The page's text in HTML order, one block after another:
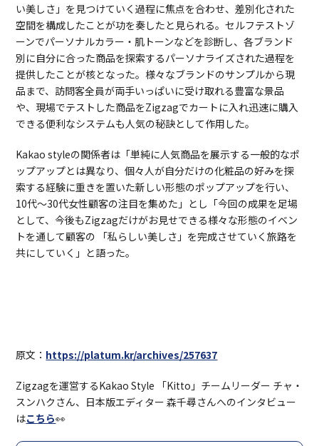
い美しさ」を見つけていく過程に焦点を合わせ、差別化された
空間を構成したことが功を奏したと見られる。セルフテストゾ
ーンでパーソナルカラー・肌トーンなどを診断し、各ブランド
別に自分に合った商品を探索するパーソナライズされた過程を
提供したことが核となった。様々なブランドのサンプルから現
品まで、訪問客全員が両手いっぱいに受け取れる豊富な景品
や、現場でテストした商品をZigzagでカートに入れ迅速に購入
できる便利なシステムも人気の秘訣として作用した。
Kakao styleの関係者は「単純に人気商品を展示する一般的なポ
ップアップとは異なり、個々人が自分だけの化粧品の好みを探
索する経験に重きを置いた新しい形態のポップアップを行い、
10代～30代女性顧客の注目を集めた」とし「今回の成果を足場
として、今後もZigzagだけがお見せできる様々な形態のイベン
トを通して顧客の 「私らしい美しさ」を完成させていく旅路を
共にしていく」と語った。
原文： https://platum.kr/archives/257637
Zigzagを運営するKakao Style 「Kitto」チームリーダー チャ・
スンハクさん、日本版エディター 森千尋さんへのインタビュー
はこちら👀